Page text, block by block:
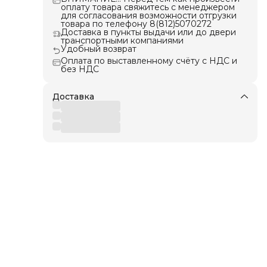
оплату товара свяжитесь с менеджером
для согласования возможности отгрузки
товара по телефону 8(812)5070272
Доставка в пункты выдачи или до двери
транспортными компаниями
Удобный возврат
Оплата по выставленному счёту с НДС и
без НДС
Доставка